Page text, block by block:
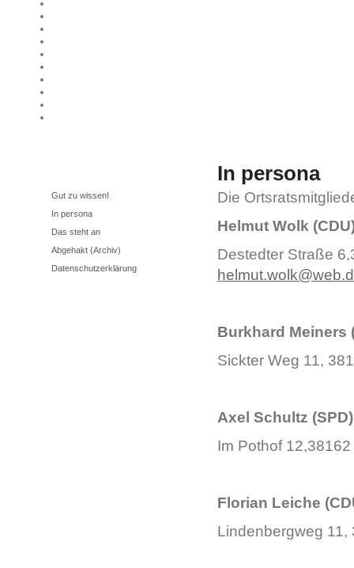
Gut zu wissen!
In persona
Das steht an
Abgehakt (Archiv)
Datenschutzerklärung
In persona
Die
Helmut Wolk
Destedter Straße
Burkhard Meiners
Sickter Weg 11,
Axel Schultz (SPD)
Im Pothof
Florian Leiche
Lindenbergweg 11,